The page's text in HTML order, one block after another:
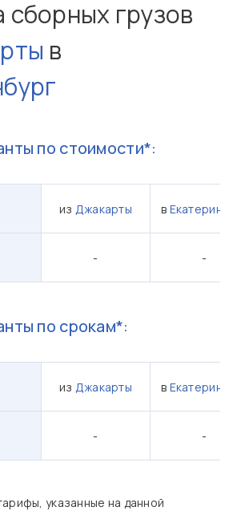
сборных грузов
в
по стоимости*:
из Джакарты в
- -
по срокам*:
из Джакарты в
- -
указанные на данной